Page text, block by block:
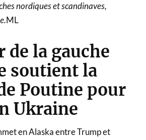
nordiques et scandinaves,
ML
de la gauche
soutient la
Poutine pour
Ukraine
en Alaska entre Trump et